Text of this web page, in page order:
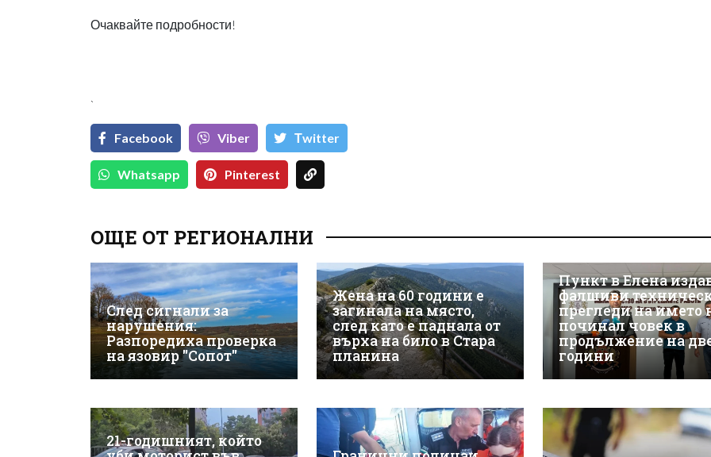
Очаквайте подробности!
`
Facebook Viber Тwitter
Whatsapp Pinterest
ОЩЕ ОТ РЕГИОНАЛНИ
След сигнали за
нарушения:
Разпоредиха проверка
на язовир "Сопот"
Жена на 60 години е
загинала на място,
след като е паднала от
върха на било в Стара
планина
Пункт в Елена
фалшиви
прегледи на името
починал човек в
продължение на
години
21-годишният, който